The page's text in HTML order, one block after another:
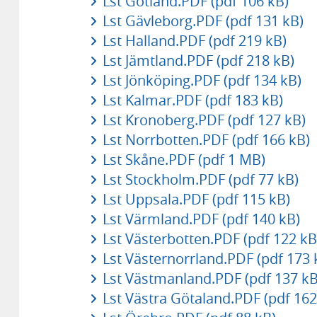
Lst Gävleborg.PDF (pdf 131 kB)
Lst Halland.PDF (pdf 219 kB)
Lst Jämtland.PDF (pdf 218 kB)
Lst Jönköping.PDF (pdf 134 kB)
Lst Kalmar.PDF (pdf 183 kB)
Lst Kronoberg.PDF (pdf 127 kB)
Lst Norrbotten.PDF (pdf 166 kB)
Lst Skåne.PDF (pdf 1 MB)
Lst Stockholm.PDF (pdf 77 kB)
Lst Uppsala.PDF (pdf 115 kB)
Lst Värmland.PDF (pdf 140 kB)
Lst Västerbotten.PDF (pdf 122
Lst Västernorrland.PDF (pdf 173
Lst Västmanland.PDF (pdf 137
Lst Västra Götaland.PDF (pdf